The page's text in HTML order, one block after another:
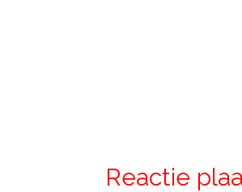
Reactie